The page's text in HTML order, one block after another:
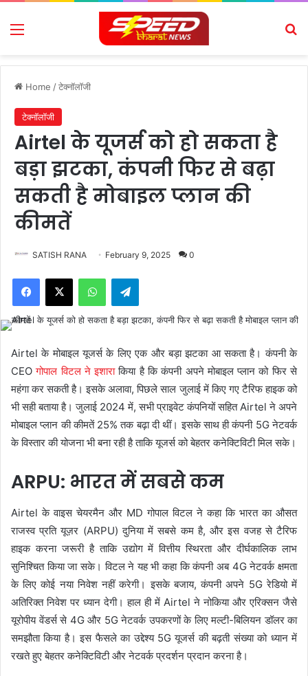
Menu
Home /टेक्नॉलॉजी
टेक्नॉलॉजी
Airtel के यूजर्स को हो सकता है
बड़ा झटका, कंपनी फिर से बढ़ा
सकती है मोबाइल प्लान की
कीमतें
SATISH RANA February 9, 2025 0
Facebook
X WhatsAppTelegram
Airtel के मोबाइल यूजर्स के लिए एक और बड़ा झटका आ सकता है। कंपनी के
CEOगोपाल विटल ने इशाराकिया है कि कंपनी अपने मोबाइल प्लान को फिर से
महंगा कर सकती है। इसके अलावा, पिछले साल जुलाई में किए गए टैरिफ हाइक को
भी सही बताया है। जुलाई 2024 में, सभी प्राइवेट कंपनियों सहित Airtel ने अपने
मोबाइल प्लान की कीमतें 25% तक बढ़ा दी थीं। इसके साथ ही कंपनी 5G नेटवर्क
के विस्तार की योजना भी बना रही है ताकि यूजर्स को बेहतर कनेक्टिविटी मिल सके।
ARPU: भारत में सबसे कम
Airtel के वाइस चेयरमैन और MD गोपाल विटल ने कहा कि भारत का औसत
राजस्व प्रति यूज़र (ARPU) दुनिया में सबसे कम है, और इस वजह से टैरिफ
हाइक करना जरूरी है ताकि उद्योग में वित्तीय स्थिरता और दीर्घकालिक लाभ
सुनिश्चित किया जा सके। विटल ने यह भी कहा कि कंपनी अब 4G नेटवर्क क्षमता
के लिए कोई नया निवेश नहीं करेगी। इसके बजाय, कंपनी अपने 5G रेडियो में
अतिरिक्त निवेश पर ध्यान देगी। हाल ही में Airtel ने नोकिया और एरिक्सन जैसे
यूरोपीय वेंडर्स से 4G और 5G नेटवर्क उपकरणों के लिए मल्टी-बिलियन डॉलर का
समझौता किया है। इस फैसले का उद्देश्य 5G यूजर्स की बढ़ती संख्या को ध्यान में
रखते हुए बेहतर कनेक्टिविटी और नेटवर्क प्रदर्शन प्रदान करना है।